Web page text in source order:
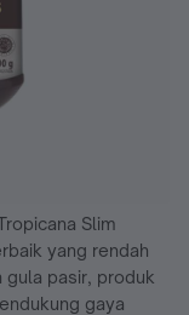
Slim
yang rendah
gula pasir, produk
gaya